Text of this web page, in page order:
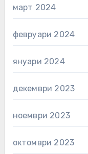
март 2024
февруари 2024
януари 2024
декември 2023
ноември 2023
октомври 2023